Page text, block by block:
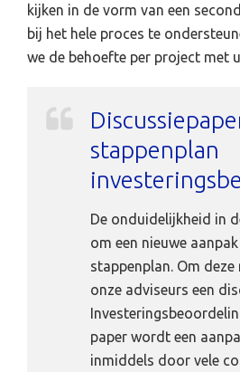
kijken in de vorm van een
bij het hele proces te
we de behoefte per project met
stappenplan
De onduidelijkheid in
om een nieuwe
stappenplan. Om deze
onze adviseurs een
paper wordt een
inmiddels door vele